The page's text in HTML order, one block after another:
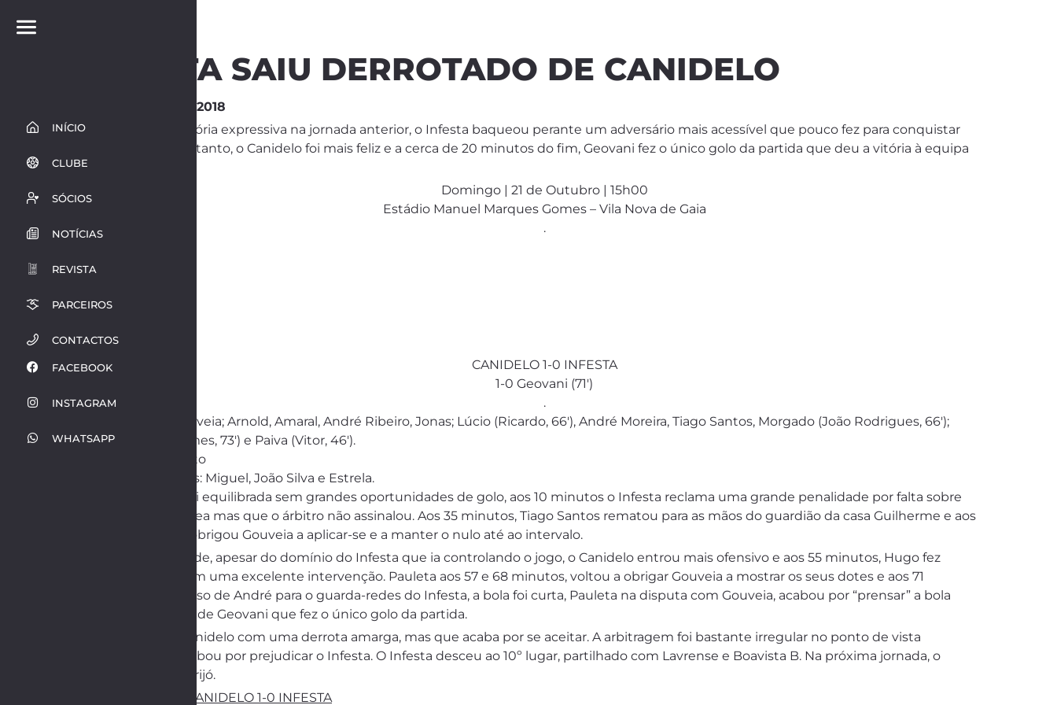
INÍCIO
CLUBE
SÓCIOS
NOTÍCIAS
REVISTA
PARCEIROS
CONTACTOS
FACEBOOK
INSTAGRAM
WHATSAPP
INFESTA SAIU DERROTADO DE CANIDELO
21 de Outubro de 2018
Depois de uma vitória expressiva na jornada anterior, o Infesta baqueou perante um adversário mais acessível que pouco fez para conquistar
os 3 pontos. No entanto, o Canidelo foi mais feliz e a cerca de 20 minutos do fim, Geovani fez o único golo da partida que deu a vitória à equipa
da casa.
Domingo | 21 de Outubro | 15h00
Estádio Manuel Marques Gomes – Vila Nova de Gaia
.
CANIDELO 1-0 INFESTA
1-0 Geovani (71′)
.
INFESTA: Gouveia; Arnold, Amaral, André Ribeiro, Jonas; Lúcio (Ricardo, 66′), André Moreira, Tiago Santos, Morgado (João Rodrigues, 66′);
Ruca (Zé Gomes, 73′) e Paiva (Vitor, 46′).
TR: Jorge Pinto
Não utilizados: Miguel, João Silva e Estrela.
A primeira parte foi equilibrada sem grandes oportunidades de golo, aos 10 minutos o Infesta reclama uma grande penalidade por falta sobre
Paiva na grande área mas que o árbitro não assinalou. Aos 35 minutos, Tiago Santos rematou para as mãos do guardião da casa Guilherme e aos
43 minutos, Nico obrigou Gouveia a aplicar-se e a manter o nulo até ao intervalo.
Na segunda metade, apesar do domínio do Infesta que ia controlando o jogo, o Canidelo entrou mais ofensivo e aos 55 minutos, Hugo fez
brilhar Gouveia com uma excelente intervenção. Pauleta aos 57 e 68 minutos, voltou a obrigar Gouveia a mostrar os seus dotes e aos 71
minutos, num atraso de André para o guarda-redes do Infesta, a bola foi curta, Pauleta na disputa com Gouveia, acabou por “prensar” a bola
que ficou à mercê de Geovani que fez o único golo da partida.
O Infesta sai de Canidelo com uma derrota amarga, mas que acaba por se aceitar. A arbitragem foi bastante irregular no ponto de vista
disciplinar que acabou por prejudicar o Infesta. O Infesta desceu ao 10º lugar, partilhado com Lavrense e Boavista B. Na próxima jornada, o
Infesta recebe o Grijó.
CANIDELO 1-0 INFESTA